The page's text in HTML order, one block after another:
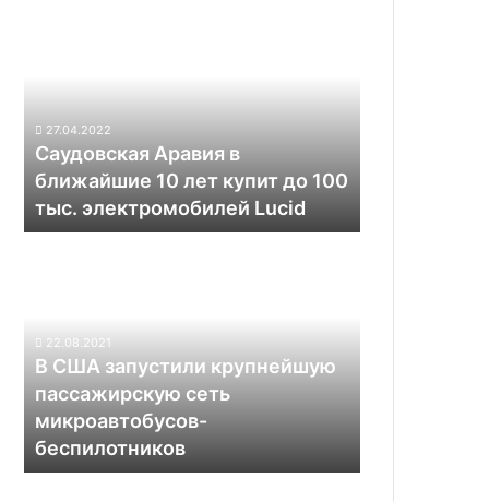
купит
до
100
тыс.
электромобилей
27.04.2022
Саудовская Аравия в
ближайшие 10 лет купит до 100
тыс. электромобилей Lucid
сеть
микроавтобусов-
беспилотников
22.08.2021
В США запустили крупнейшую
пассажирскую сеть
микроавтобусов-
беспилотников